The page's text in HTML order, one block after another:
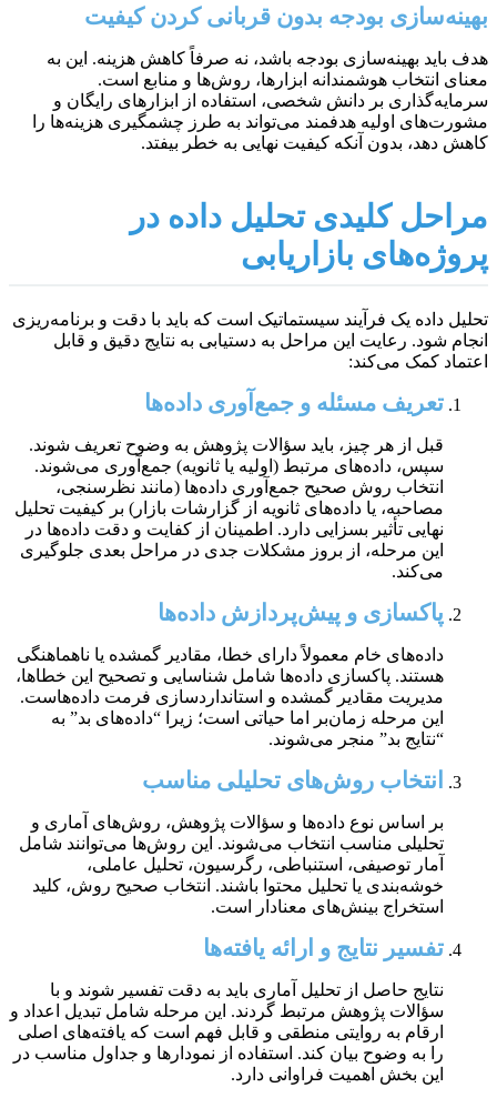
بهینه‌سازی بودجه بدون قربانی کردن کیفیت
هدف باید بهینه‌سازی بودجه باشد، نه صرفاً کاهش هزینه. این به
معنای انتخاب هوشمندانه ابزارها، روش‌ها و منابع است.
سرمایه‌گذاری بر دانش شخصی، استفاده از ابزارهای رایگان و
مشورت‌های اولیه هدفمند می‌تواند به طرز چشمگیری هزینه‌ها را
کاهش دهد، بدون آنکه کیفیت نهایی به خطر بیفتد.
مراحل کلیدی تحلیل داده در
پروژه‌های بازاریابی
تحلیل داده یک فرآیند سیستماتیک است که باید با دقت و برنامه‌ریزی
انجام شود. رعایت این مراحل به دستیابی به نتایج دقیق و قابل
اعتماد کمک می‌کند:
تعریف مسئله و جمع‌آوری داده‌ها
قبل از هر چیز، باید سؤالات پژوهش به وضوح تعریف شوند.
سپس، داده‌های مرتبط (اولیه یا ثانویه) جمع‌آوری می‌شوند.
انتخاب روش صحیح جمع‌آوری داده‌ها (مانند نظرسنجی،
مصاحبه، یا داده‌های ثانویه از گزارشات بازار) بر کیفیت تحلیل
نهایی تأثیر بسزایی دارد. اطمینان از کفایت و دقت داده‌ها در
این مرحله، از بروز مشکلات جدی در مراحل بعدی جلوگیری
می‌کند.
پاکسازی و پیش‌پردازش داده‌ها
داده‌های خام معمولاً دارای خطا، مقادیر گمشده یا ناهماهنگی
هستند. پاکسازی داده‌ها شامل شناسایی و تصحیح این خطاها،
مدیریت مقادیر گمشده و استانداردسازی فرمت داده‌هاست.
این مرحله زمان‌بر اما حیاتی است؛ زیرا “داده‌های بد” به
“نتایج بد” منجر می‌شوند.
انتخاب روش‌های تحلیلی مناسب
بر اساس نوع داده‌ها و سؤالات پژوهش، روش‌های آماری و
تحلیلی مناسب انتخاب می‌شوند. این روش‌ها می‌توانند شامل
آمار توصیفی، استنباطی، رگرسیون، تحلیل عاملی،
خوشه‌بندی یا تحلیل محتوا باشند. انتخاب صحیح روش، کلید
استخراج بینش‌های معنادار است.
تفسیر نتایج و ارائه یافته‌ها
نتایج حاصل از تحلیل آماری باید به دقت تفسیر شوند و با
سؤالات پژوهش مرتبط گردند. این مرحله شامل تبدیل اعداد و
ارقام به روایتی منطقی و قابل فهم است که یافته‌های اصلی
را به وضوح بیان کند. استفاده از نمودارها و جداول مناسب در
این بخش اهمیت فراوانی دارد.